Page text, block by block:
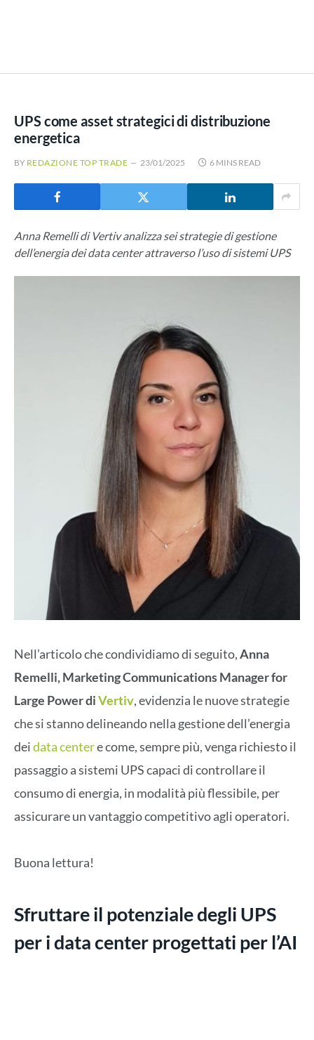
UPS come asset strategici di distribuzione
energetica
BY REDAZIONE TOP TRADE 23/01/2025 6 MINS READ
Anna Remelli di Vertiv analizza sei strategie di gestione
dell’energia dei data center attraverso l’uso di sistemi UPS
Nell’articolo che condividiamo di seguito,Anna
Remelli, Marketing Communications Manager for
Large Power diVertiv, evidenzia le nuove strategie
che si stanno delineando nella gestione dell’energia
deidata centere come, sempre più, venga richiesto il
passaggio a sistemi UPS capaci di controllare il
consumo di energia, in modalità più flessibile, per
assicurare un vantaggio competitivo agli operatori.
Buona lettura!
Sfruttare il potenziale degli UPS
per i data center progettati per l’AI